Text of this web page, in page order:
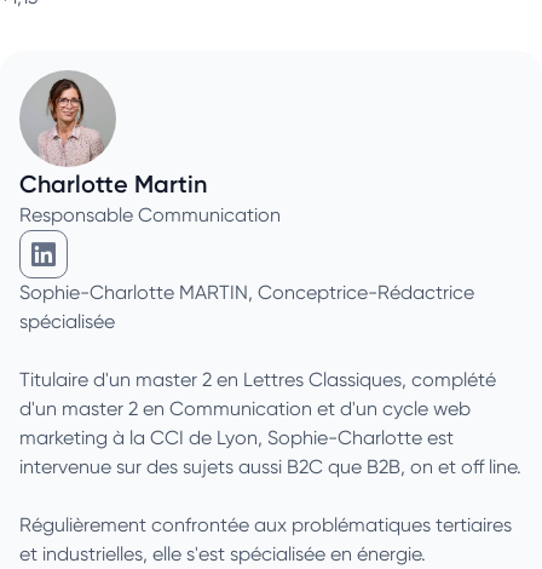
Charlotte Martin
Responsable Communication
Charlotte Martin sur Linkedin
Sophie-Charlotte MARTIN, Conceptrice-Rédactrice
spécialisée
Titulaire d'un master 2 en Lettres Classiques, complété
d'un master 2 en Communication et d'un cycle web
marketing à la CCI de Lyon, Sophie-Charlotte est
intervenue sur des sujets aussi B2C que B2B, on et off line.
Régulièrement confrontée aux problématiques tertiaires
et industrielles, elle s'est spécialisée en énergie.